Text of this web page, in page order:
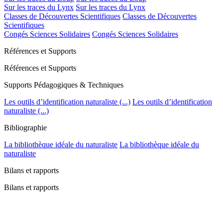
Sur les traces du Lynx Sur les traces du Lynx
Classes de Découvertes Scientifiques Classes de Découvertes
Scientifiques
Congés Sciences Solidaires Congés Sciences Solidaires
Références et Supports
Références et Supports
Supports Pédagogiques & Techniques
Les outils d’identification naturaliste (...) Les outils d’identification
naturaliste (...)
Bibliographie
La bibliothèque idéale du naturaliste La bibliothèque idéale du
naturaliste
Bilans et rapports
Bilans et rapports